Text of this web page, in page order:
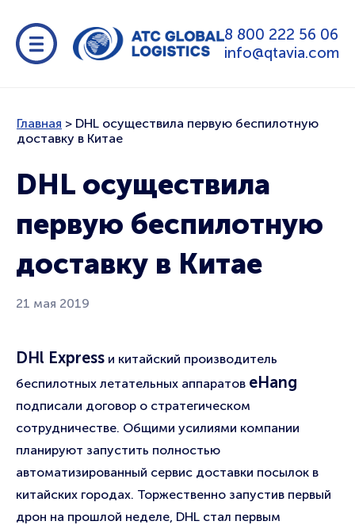
8 800 222 56 06
info@qtavia.com
Главная > DHL осуществила первую беспилотную
доставку в Китае
DHL осуществила
первую беспилотную
доставку в Китае
21 мая 2019
DHl Express и китайский производитель
беспилотных летательных аппаратов eHang
подписали договор о стратегическом
сотрудничестве. Общими усилиями компании
планируют запустить полностью
автоматизированный сервис доставки посылок в
китайских городах. Торжественно запустив первый
дрон на прошлой неделе, DHL стал первым